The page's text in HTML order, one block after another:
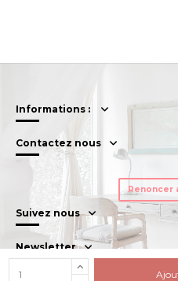
Informations :
Contactez nous
Renoncer
Suivez nous
Newsletter